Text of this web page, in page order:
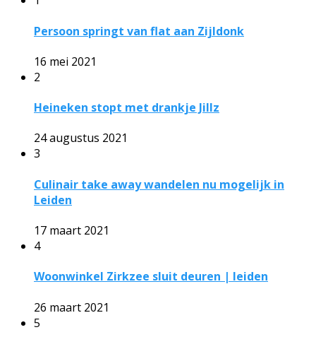
Persoon springt van flat aan Zijldonk
16 mei 2021
2
Heineken stopt met drankje Jillz
24 augustus 2021
3
Culinair take away wandelen nu mogelijk in
Leiden
17 maart 2021
4
Woonwinkel Zirkzee sluit deuren | leiden
26 maart 2021
5